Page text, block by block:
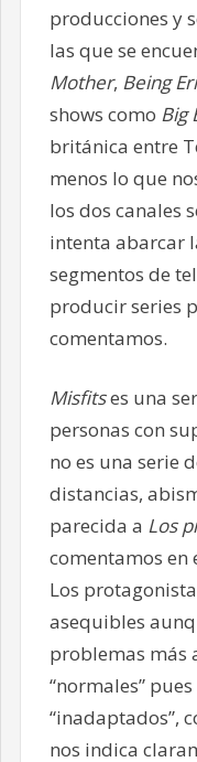
producciones y
las que se
Mother, Being
shows como Big
británica entre
menos lo que
los dos canales
intenta abarcar
segmentos de
producir series
comentamos.
Misfitses una
personas con
no es una serie
distancias,
parecida a Los
comentamos en
Los
asequibles
problemas más
“normales”
“inadaptados”,
nos indica